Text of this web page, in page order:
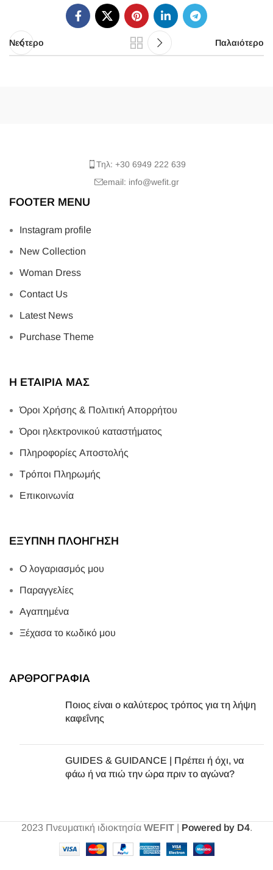
Νεότερο Παλαιότερο
Τηλ: +30 6949 222 639
email: info@wefit.gr
FOOTER MENU
Instagram profile
New Collection
Woman Dress
Contact Us
Latest News
Purchase Theme
Η ΕΤΑΙΡΙΑ ΜΑΣ
Όροι Χρήσης & Πολιτική Απορρήτου
Όροι ηλεκτρονικού καταστήματος
Πληροφορίες Αποστολής
Τρόποι Πληρωμής
Επικοινωνία
ΕΞΥΠΝΗ ΠΛΟΗΓΗΣΗ
Ο λογαριασμός μου
Παραγγελίες
Αγαπημένα
Ξέχασα το κωδικό μου
ΑΡΘΡΟΓΡΑΦΙΑ
Ποιος είναι ο καλύτερος τρόπος για τη λήψη
καφεΐνης
GUIDES & GUIDANCE | Πρέπει ή όχι, να
φάω ή να πιώ την ώρα πριν το αγώνα?
2023 Πνευματική ιδιοκτησία WEFIT| Powered by D4.